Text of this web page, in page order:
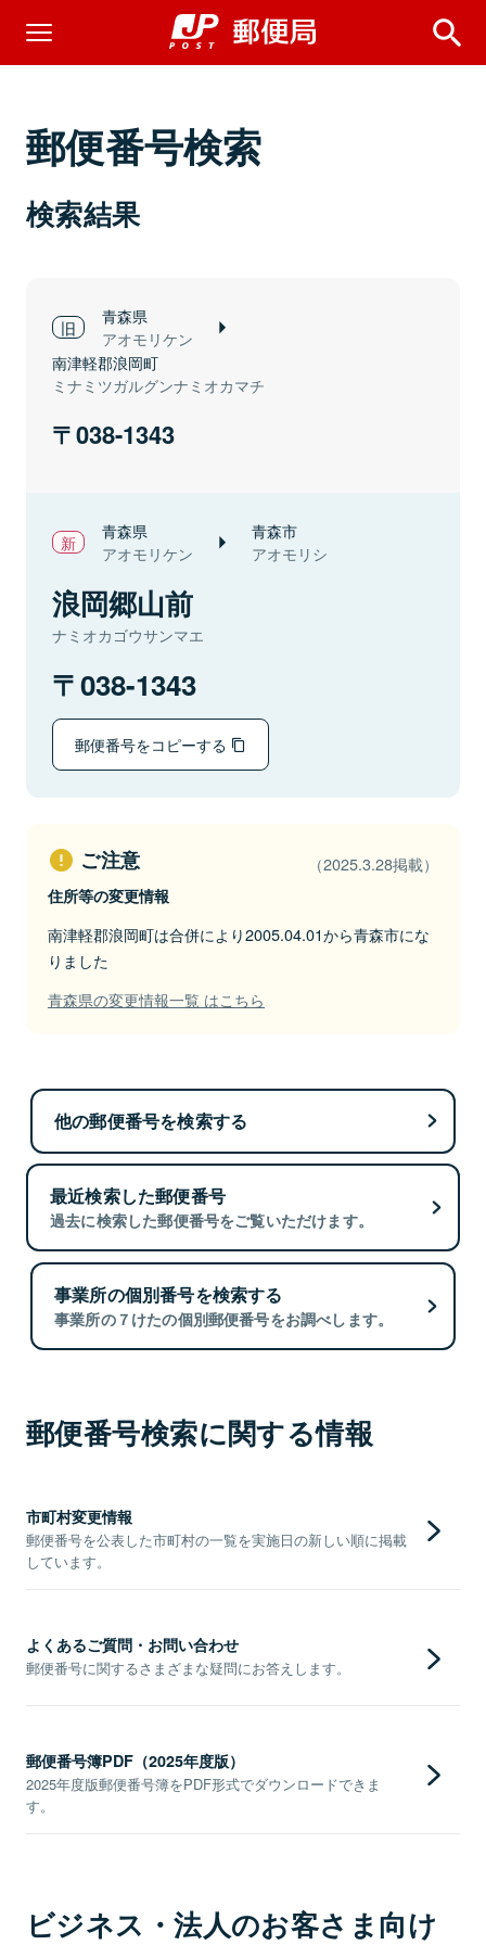
郵便番号検索
検索結果
青森県
アオモリケン
南津軽郡浪岡町
ミナミツガルグンナミオカマチ
038-1343
青森県
アオモリケン
青森市
アオモリシ
浪岡郷山前
ナミオカゴウサンマエ
038-1343
郵便番号をコピーする
ご注意 （2025.3.28掲載）
住所等の変更情報
南津軽郡浪岡町は合併により2005.04.01から青森市にな
りました
青森県の変更情報一覧 はこちら
他の郵便番号を検索する
最近検索した郵便番号
過去に検索した郵便番号をご覧いただけます。
事業所の個別番号を検索する
事業所の７けたの個別郵便番号をお調べします。
郵便番号検索に関する情報
市町村変更情報
郵便番号を公表した市町村の一覧を実施日の新しい順に掲載
しています。
よくあるご質問・お問い合わせ
郵便番号に関するさまざまな疑問にお答えします。
郵便番号簿PDF（2025年度版）
2025年度版郵便番号簿をPDF形式でダウンロードできま
す。
ビジネス・法人のお客さま向け